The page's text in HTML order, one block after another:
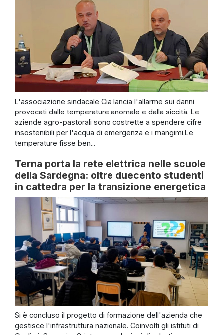
L'associazione sindacale Cia lancia l'allarme sui danni
provocati dalle temperature anomale e dalla siccità. Le
aziende agro-pastorali sono costrette a spendere cifre
insostenibili per l'acqua di emergenza e i mangimi.Le
temperature fisse ben...
Terna porta la rete elettrica nelle scuole
della Sardegna: oltre duecento studenti
in cattedra per la transizione energetica
Si è concluso il progetto di formazione dell'azienda che
gestisce l'infrastruttura nazionale. Coinvolti gli istituti di